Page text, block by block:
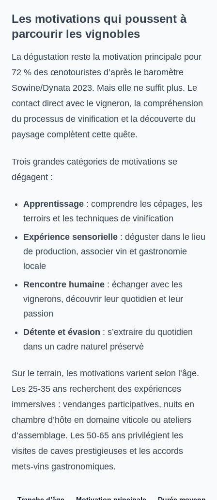
Les motivations qui poussent à
parcourir les vignobles
La dégustation reste la motivation principale pour
72 % des œnotouristes d’après le baromètre
Sowine/Dynata 2023. Mais elle ne suffit plus. Le
contact direct avec le vigneron, la compréhension
du processus de vinification et la découverte du
paysage complètent cette quête.
Trois grandes catégories de motivations se
dégagent :
Apprentissage : comprendre les cépages, les
terroirs et les techniques de vinification
Expérience sensorielle : déguster dans le lieu
de production, associer vin et gastronomie
locale
Rencontre humaine : échanger avec les
vignerons, découvrir leur quotidien et leur
passion
Détente et évasion : s’extraire du quotidien
dans un cadre naturel préservé
Sur le terrain, les motivations varient selon l’âge.
Les 25-35 ans recherchent des expériences
immersives : vendanges participatives, nuits en
chambre d’hôte en domaine viticole ou ateliers
d’assemblage. Les 50-65 ans privilégient les
visites de caves prestigieuses et les accords
mets-vins gastronomiques.